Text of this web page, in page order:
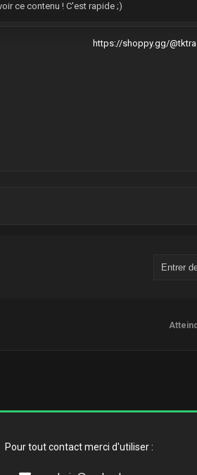
ce contenu ! C'est rapide ;)
https://shoppy.gg/
Pour tout contact merci d'utiliser :